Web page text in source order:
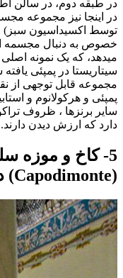
در طبقه دوم، در سالن
در اینجا نیز مجموعه
توسط اکسیداسیون سبز) و
خصوص به دنبال مجسمه
میدهد، که یک نمونه
سیتاریستا در پمپئی
مجموعه قابل توجهی از
پمپئی و هرکولانوم و
سایر برنزها ، ظروف
دارد که ارزش دیدن دارند.
5- کاخ و موزه
(Capodimonte) در ناپل ایتالیا